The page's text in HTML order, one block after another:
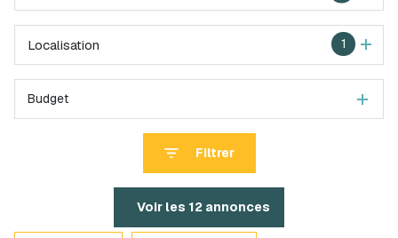
1
Localisation
Budget
Filtrer
Voir les 12 annonces